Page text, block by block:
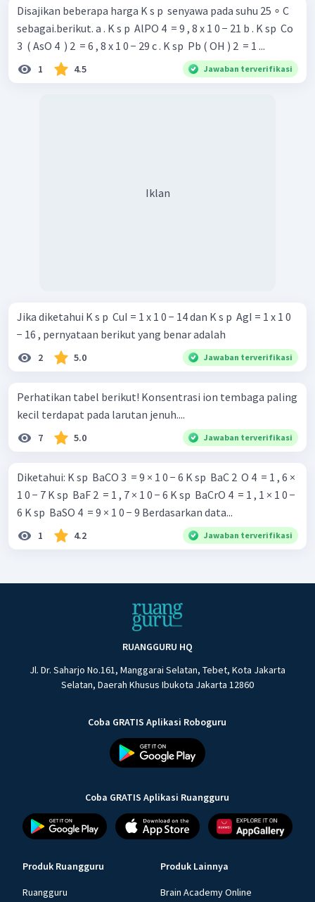
Disajikan beberapa harga K s p ​ senyawa pada suhu 25 ∘ C
sebagai.berikut. a . K s p ​ AlPO 4 ​ = 9 , 8 x 1 0 − 21 b . K sp ​ Co
3 ​ ( AsO 4 ​ ) 2 ​ = 6 , 8 x 1 0 − 29 c . K sp ​ Pb ( OH ) 2 ​ = 1 ...
1 4.5 Jawaban terverifikasi
Iklan
Jika diketahui K s p ​ CuI = 1 x 1 0 − 14 dan K s p ​ AgI = 1 x 1 0
− 16 , pernyataan berikut yang benar adalah
2 5.0 Jawaban terverifikasi
Perhatikan tabel berikut! Konsentrasi ion tembaga paling
kecil terdapat pada larutan jenuh....
7 5.0 Jawaban terverifikasi
Diketahui: K sp ​ BaCO 3 ​ = 9 × 1 0 − 6 K sp ​ BaC 2 ​ O 4 ​ = 1 , 6 ×
1 0 − 7 K sp ​ BaF 2 ​ = 1 , 7 × 1 0 − 6 K sp ​ BaCrO 4 ​ = 1 , 1 × 1 0 −
6 K sp ​ BaSO 4 ​ = 9 × 1 0 − 9 Berdasarkan data...
1 4.2 Jawaban terverifikasi
RUANGGURU HQ
Jl. Dr. Saharjo No.161, Manggarai Selatan, Tebet, Kota Jakarta
Selatan, Daerah Khusus Ibukota Jakarta 12860
Coba GRATIS Aplikasi Roboguru
Coba GRATIS Aplikasi Ruangguru
Produk Ruangguru
Ruangguru
Produk Lainnya
Brain Academy Online